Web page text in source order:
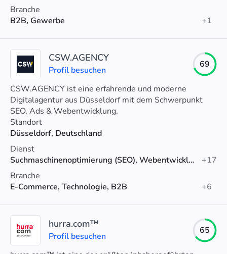
Branche
B2B, Gewerbe
+1
CSW.AGENCY
Profil besuchen
69
CSW.AGENCY ist eine erfahrende und moderne
Digitalagentur aus Düsseldorf mit dem Schwerpunkt
SEO, Ads & Webentwicklung.
Standort
Düsseldorf, Deutschland
Dienst
Suchmaschinenoptimierung (SEO), Webentwicklung, Lokales SEO
+17
Branche
E-Commerce, Technologie, B2B
+6
hurra.com™
Profil besuchen
65